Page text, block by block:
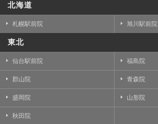
北海道
札幌駅前院 旭川駅前院
東北
仙台駅前院 福島院
郡山院 青森院
盛岡院 山形院
秋田院